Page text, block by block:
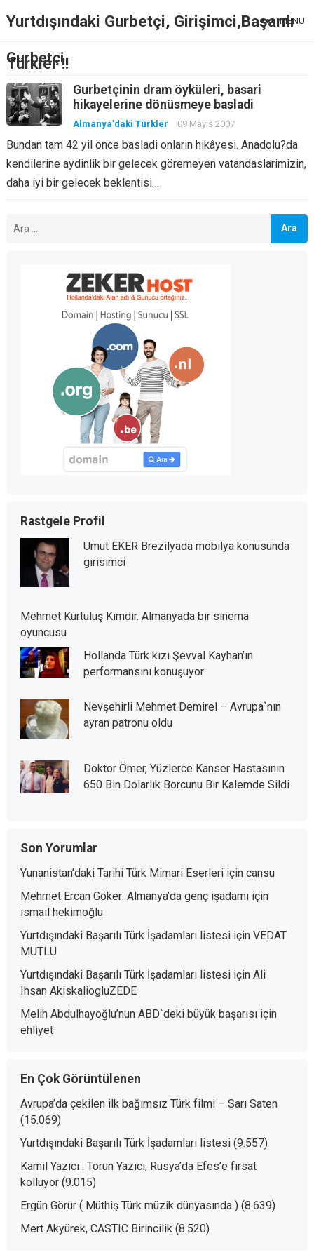
Yurtdışındaki Gurbetçi, Girişimci,Başarılı
Türkler !!
MENU
Gurbetçi
Gurbetçinin dram öyküleri, basari
hikayelerine dönüsmeye basladi
Almanya'daki Türkler 09 Mayıs 2007
Bundan tam 42 yil önce basladi onlarin hikâyesi. Anadolu?da
kendilerine aydinlik bir gelecek göremeyen vatandaslarimizin,
daha iyi bir gelecek beklentisi…
Rastgele Profil
Umut EKER Brezilyada mobilya konusunda
girisimci
Mehmet Kurtuluş Kimdir. Almanyada bir sinema
oyuncusu
Hollanda Türk kızı Şevval Kayhan’ın
performansını konuşuyor
Nevşehirli Mehmet Demirel – Avrupa`nın
ayran patronu oldu
Doktor Ömer, Yüzlerce Kanser Hastasının
650 Bin Dolarlık Borcunu Bir Kalemde Sildi
Son Yorumlar
Yunanistan’daki Tarihi Türk Mimari Eserleriiçin cansu
Mehmet Ercan Göker: Almanya’da genç işadamıiçin
ismail hekimoğlu
Yurtdışındaki Başarılı Türk İşadamları listesiiçin VEDAT
MUTLU
Yurtdışındaki Başarılı Türk İşadamları listesiiçin Ali
Ihsan AkiskaliogluZEDE
Melih Abdulhayoğlu’nun ABD`deki büyük başarısıiçin
ehliyet
En Çok Görüntülenen
Avrupa’da çekilen ilk bağımsız Türk filmi – Sarı Saten
(15.069)
Yurtdışındaki Başarılı Türk İşadamları listesi (9.557)
Kamil Yazıcı : Torun Yazıcı, Rusya’da Efes’e fırsat
kolluyor (9.015)
Ergün Görür ( Müthiş Türk müzik dünyasında ) (8.639)
Mert Akyürek, CASTIC Birincilik (8.520)